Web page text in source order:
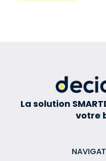
La solution
votre